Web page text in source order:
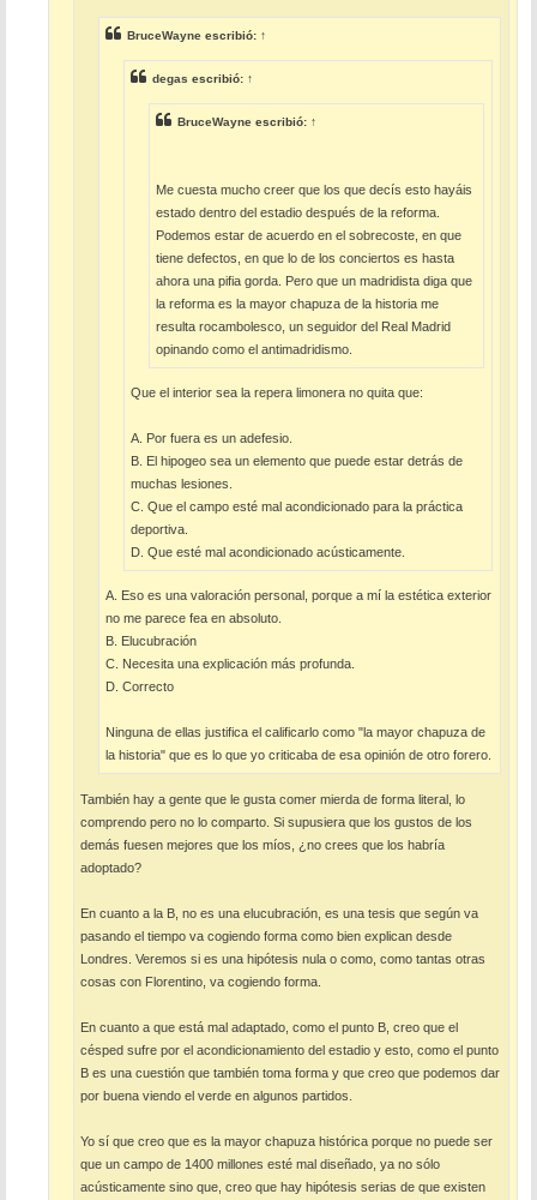
BruceWayne escribió: ↑
degas escribió: ↑
BruceWayne escribió: ↑
Me cuesta mucho creer que los que decís esto hayáis
estado dentro del estadio después de la reforma.
Podemos estar de acuerdo en el sobrecoste, en que
tiene defectos, en que lo de los conciertos es hasta
ahora una pifia gorda. Pero que un madridista diga que
la reforma es la mayor chapuza de la historia me
resulta rocambolesco, un seguidor del Real Madrid
opinando como el antimadridismo.
Que el interior sea la repera limonera no quita que:
A. Por fuera es un adefesio.
B. El hipogeo sea un elemento que puede estar detrás de
muchas lesiones.
C. Que el campo esté mal acondicionado para la práctica
deportiva.
D. Que esté mal acondicionado acústicamente.
A. Eso es una valoración personal, porque a mí la estética exterior
no me parece fea en absoluto.
B. Elucubración
C. Necesita una explicación más profunda.
D. Correcto
Ninguna de ellas justifica el calificarlo como "la mayor chapuza de
la historia" que es lo que yo criticaba de esa opinión de otro forero.
También hay a gente que le gusta comer mierda de forma literal, lo
comprendo pero no lo comparto. Si supusiera que los gustos de los
demás fuesen mejores que los míos, ¿no crees que los habría
adoptado?
En cuanto a la B, no es una elucubración, es una tesis que según va
pasando el tiempo va cogiendo forma como bien explican desde
Londres. Veremos si es una hipótesis nula o como, como tantas otras
cosas con Florentino, va cogiendo forma.
En cuanto a que está mal adaptado, como el punto B, creo que el
césped sufre por el acondicionamiento del estadio y esto, como el punto
B es una cuestión que también toma forma y que creo que podemos dar
por buena viendo el verde en algunos partidos.
Yo sí que creo que es la mayor chapuza histórica porque no puede ser
que un campo de 1400 millones esté mal diseñado, ya no sólo
acústicamente sino que, creo que hay hipótesis serias de que existen